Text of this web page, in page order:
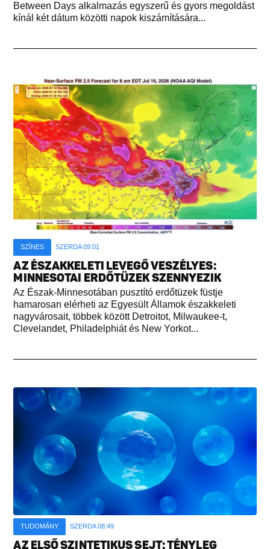
Between Days alkalmazás egyszerű és gyors megoldást
kínál két dátum közötti napok kiszámítására...
SZÍNES SZERDA 09:01
AZ ÉSZAKKELETI LEVEGŐ VESZÉLYES:
MINNESOTAI ERDŐTÜZEK SZENNYEZIK
Az Észak-Minnesotában pusztító erdőtüzek füstje
hamarosan elérheti az Egyesült Államok északkeleti
nagyvárosait, többek között Detroitot, Milwaukee-t,
Clevelandet, Philadelphiát és New Yorkot...
TUDOMÁNY SZERDA 08:49
AZ ELSŐ SZINTETIKUS SEJT: TÉNYLEG